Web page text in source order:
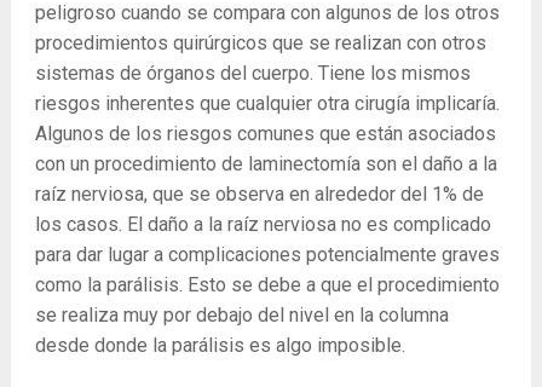
peligroso cuando se compara con algunos de los otros
procedimientos quirúrgicos que se realizan con otros
sistemas de órganos del cuerpo. Tiene los mismos
riesgos inherentes que cualquier otra cirugía implicaría.
Algunos de los riesgos comunes que están asociados
con un procedimiento de laminectomía son el daño a la
raíz nerviosa, que se observa en alrededor del 1% de
los casos. El daño a la raíz nerviosa no es complicado
para dar lugar a complicaciones potencialmente graves
como la parálisis. Esto se debe a que el procedimiento
se realiza muy por debajo del nivel en la columna
desde donde la parálisis es algo imposible.